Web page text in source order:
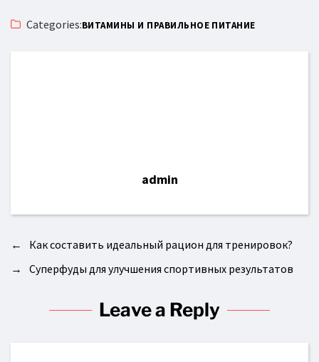
Categories:ВИТАМИНЫ И ПРАВИЛЬНОЕ ПИТАНИЕ
admin
←
Как составить идеальный рацион для тренировок?
→
Суперфуды для улучшения спортивных результатов
Leave a Reply